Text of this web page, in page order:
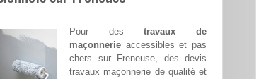
Pour destravaux de
maçonnerie accessibles et pas
chers sur Freneuse, des devis
travaux maçonnerie de qualité et